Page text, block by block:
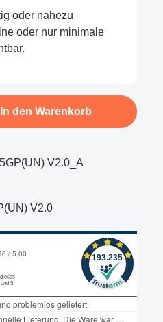
oder nahezu
oder nur minimale
den gewünschten
In den Warenkorb
V2.0_A
V2.0